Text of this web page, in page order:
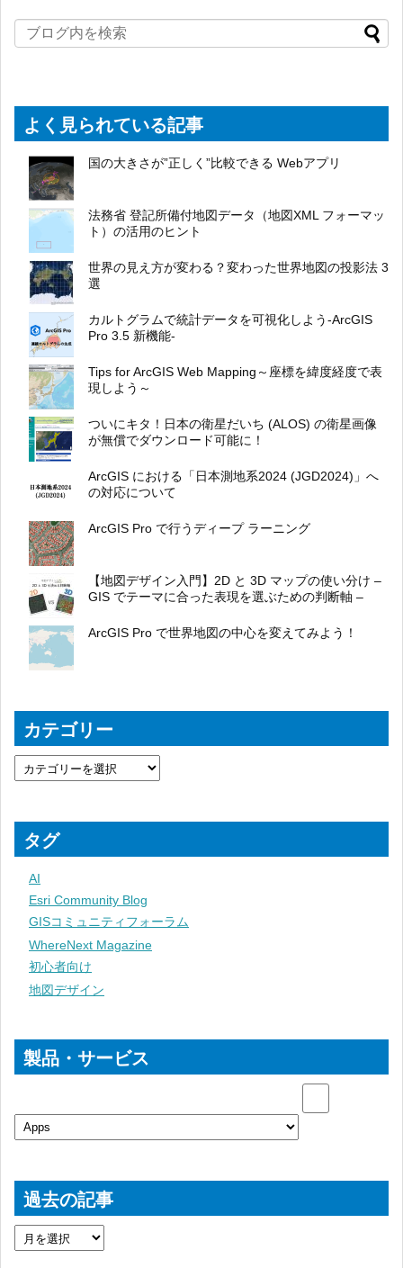
よく見られている記事
国の大きさが”正しく”比較できる Webアプリ
法務省 登記所備付地図データ（地図XML フォーマッ
ト）の活用のヒント
世界の見え方が変わる？変わった世界地図の投影法 3
選
カルトグラムで統計データを可視化しよう-ArcGIS
Pro 3.5 新機能-
Tips for ArcGIS Web Mapping～座標を緯度経度で表
現しよう～
ついにキタ！日本の衛星だいち (ALOS) の衛星画像
が無償でダウンロード可能に！
ArcGIS における「日本測地系2024 (JGD2024)」へ
の対応について
ArcGIS Pro で行うディープ ラーニング
【地図デザイン入門】2D と 3D マップの使い分け –
GIS でテーマに合った表現を選ぶための判断軸 –
ArcGIS Pro で世界地図の中心を変えてみよう！
カテゴリー
タグ
AI
Esri Community Blog
GISコミュニティフォーラム
WhereNext Magazine
初心者向け
地図デザイン
製品・サービス
過去の記事